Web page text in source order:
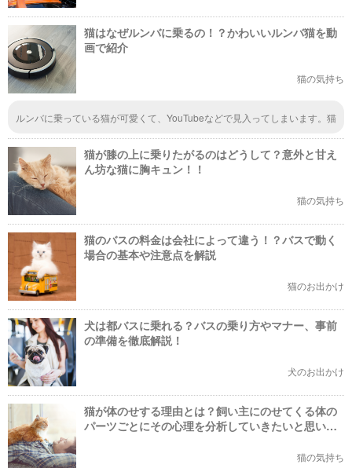
猫はなぜルンバに乗るの！？かわいいルンバ猫を動
画で紹介
猫の気持ち
ルンバに乗っている猫が可愛くて、YouTubeなどで見入ってしまいます。猫
たイメージがあって、理由の中に「ほどよいぬくもりがあるから」とあって
確かにそれがあって気持ちいいんだろうなと思いました。
猫が膝の上に乗りたがるのはどうして？意外と甘え
ん坊な猫に胸キュン！！
猫の気持ち
猫のバスの料金は会社によって違う！？バスで動く
場合の基本や注意点を解説
猫のお出かけ
犬は都バスに乗れる？バスの乗り方やマナー、事前
の準備を徹底解説！
犬のお出かけ
猫が体のせする理由とは？飼い主にのせてくる体の
パーツごとにその心理を分析していきたいと思いま
猫の気持ち